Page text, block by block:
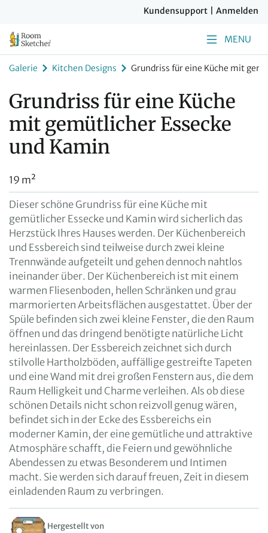
Kundensupport Anmelden
MENU
Galerie Kitchen Designs Grundriss für eine Küche mit
Grundriss für eine Küche
mit gemütlicher Essecke
und Kamin
19 m²
Dieser schöne Grundriss für eine Küche mit
gemütlicher Essecke und Kamin wird sicherlich das
Herzstück Ihres Hauses werden. Der Küchenbereich
und Essbereich sind teilweise durch zwei kleine
Trennwände aufgeteilt und gehen dennoch nahtlos
ineinander über. Der Küchenbereich ist mit einem
warmen Fliesenboden, hellen Schränken und grau
marmorierten Arbeitsflächen ausgestattet. Über der
Spüle befinden sich zwei kleine Fenster, die den Raum
öffnen und das dringend benötigte natürliche Licht
hereinlassen. Der Essbereich zeichnet sich durch
stilvolle Hartholzböden, auffällige gestreifte Tapeten
und eine Wand mit drei großen Fenstern aus, die dem
Raum Helligkeit und Charme verleihen. Als ob diese
schönen Details nicht schon reizvoll genug wären,
befindet sich in der Ecke des Essbereichs ein
moderner Kamin, der eine gemütliche und attraktive
Atmosphäre schafft, die Feiern und gewöhnliche
Abendessen zu etwas Besonderem und Intimen
macht. Sie werden sich darauf freuen, Zeit in diesem
einladenden Raum zu verbringen.
Hergestellt von